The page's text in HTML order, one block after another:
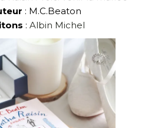
: M.C.Beaton
:Albin Michel